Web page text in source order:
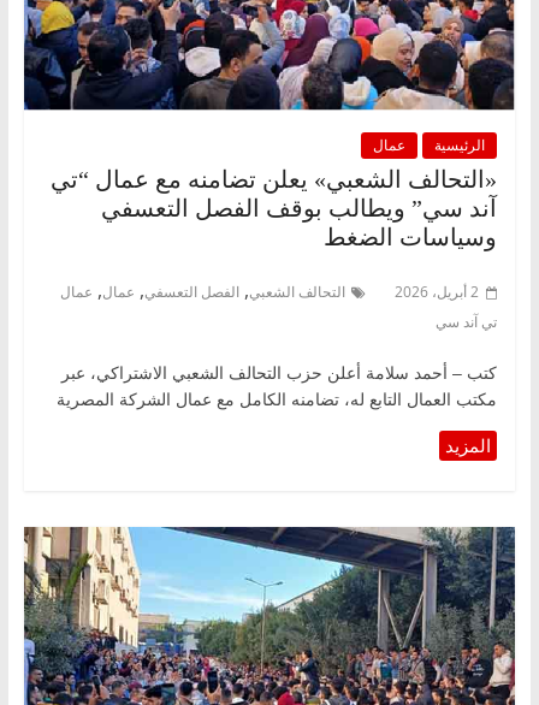
الرئيسية عمال
«التحالف الشعبي» يعلن تضامنه مع عمال “تي
آند سي” ويطالب بوقف الفصل التعسفي
وسياسات الضغط
2 أبريل، 2026 التحالف الشعبي, الفصل التعسفي, عمال, عمال
تي آند سي
كتب – أحمد سلامة أعلن حزب التحالف الشعبي الاشتراكي، عبر
مكتب العمال التابع له، تضامنه الكامل مع عمال الشركة المصرية